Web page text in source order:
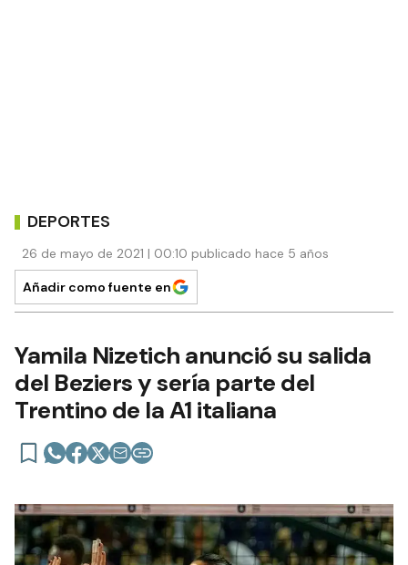
DEPORTES
26 de mayo de 2021 | 00:10 publicado hace 5 años
Añadir como fuente en
Yamila Nizetich anunció su salida
del Beziers y sería parte del
Trentino de la A1 italiana